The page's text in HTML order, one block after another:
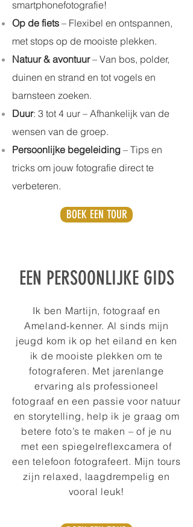
smartphonefotografie!
Op de fiets – Flexibel en ontspannen,
met stops op de mooiste plekken.
Natuur & avontuur– Van bos, polder,
duinen en strand en tot vogels en
barnsteen zoeken.
Duur: 3 tot 4 uur – Afhankelijk van de
wensen van de groep.
Persoonlijke begeleiding – Tips en
tricks om jouw fotografie direct te
verbeteren.
BOEK EEN TOUR
EEN PERSOONLIJKE GIDS
Ik ben Martijn, fotograaf en
Ameland-kenner. Al sinds mijn
jeugd kom ik op het eiland en ken
ik de mooiste plekken om te
fotograferen. Met jarenlange
ervaring als professioneel
fotograaf en een passie voor natuur
en storytelling, help ik je graag om
betere foto’s te maken – of je nu
met een spiegelreflexcamera of
een telefoon fotografeert. Mijn tours
zijn relaxed, laagdrempelig en
vooral leuk!